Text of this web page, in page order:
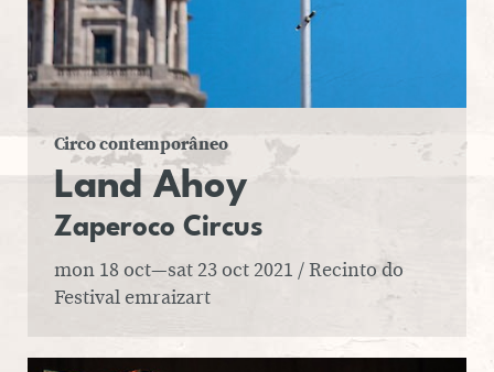
Circo contemporâneo
Land Ahoy
Za­pe­roco Circus
mon 18 oct—sat 23 oct 2021 / Recinto do
Festival emraizart